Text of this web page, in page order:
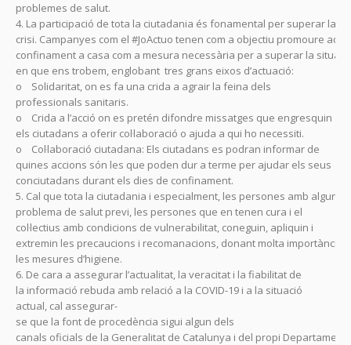
problemes de salut.
4. La participació de tota la ciutadania és fonamental per superar la
crisi. Campanyes com el #JoActuo tenen com a objectiu promoure
confinament a casa com a mesura necessària per a superar la
en que ens trobem, englobant tres grans eixos d’actuació:
o Solidaritat, on es fa una crida a agrair la feina dels
professionals sanitaris.
o Crida a l’acció on es pretén difondre missatges que engresquin
els ciutadans a oferir col·laboració o ajuda a qui ho necessiti.
o Col·laboració ciutadana: Els ciutadans es podran informar de
quines accions són les que poden dur a terme per ajudar els seus
conciutadans durant els dies de confinament.
5. Cal que tota la ciutadania i especialment, les persones amb algun
problema de salut previ, les persones que en tenen cura i el
col·lectius amb condicions de vulnerabilitat, coneguin, apliquin i
extremin les precaucions i recomanacions, donant molta importància a
les mesures d’higiene.
6. De cara a assegurar l’actualitat, la veracitat i la fiabilitat de
la informació rebuda amb relació a la COVID-19 i a la situació
actual, cal assegurar-
se que la font de procedència sigui algun dels
canals oficials de la Generalitat de Catalunya i del propi Departament